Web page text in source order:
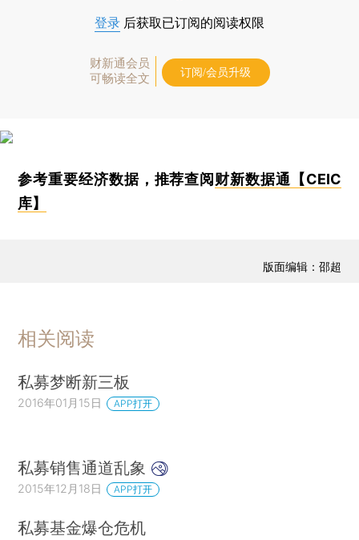
登录 后获取已订阅的阅读权限
财新通会员
可畅读全文
订阅/会员升级
参考重要经济数据，推荐查阅 财新数据通【CEIC
库】
版面编辑：邵超
相关阅读
私募梦断新三板
2016年01月15日 APP打开
私募销售通道乱象
2015年12月18日 APP打开
私募基金爆仓危机